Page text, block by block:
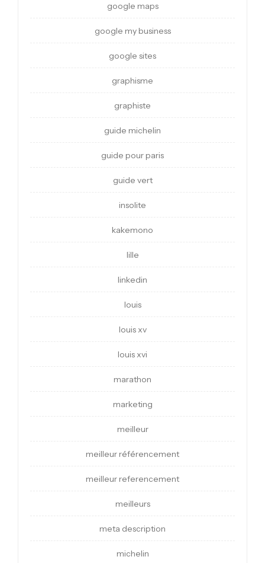
google maps
google my business
google sites
graphisme
graphiste
guide michelin
guide pour paris
guide vert
insolite
kakemono
lille
linkedin
louis
louis xv
louis xvi
marathon
marketing
meilleur
meilleur référencement
meilleur referencement
meilleurs
meta description
michelin